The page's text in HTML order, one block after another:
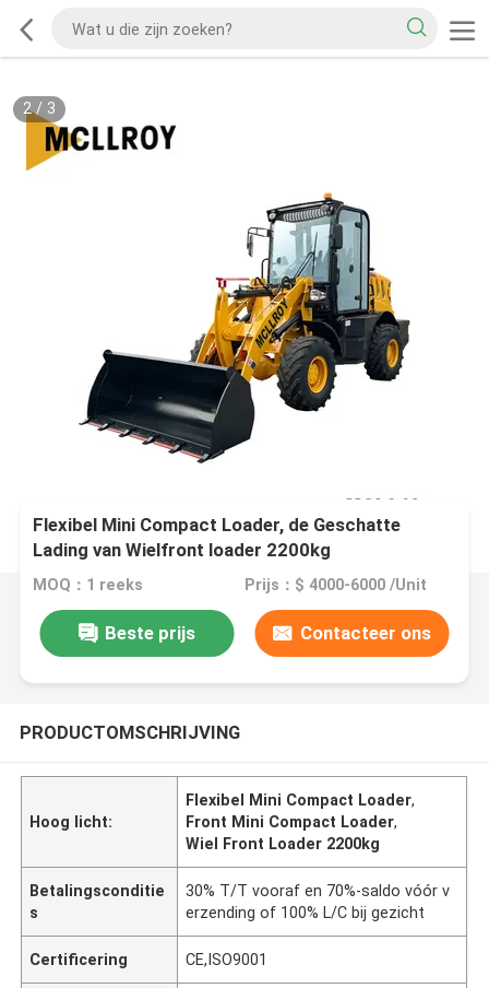
2/ 3
Flexibel Mini Compact Loader, de Geschatte
Lading van Wielfront loader 2200kg
MOQ：1 reeks Prijs：$ 4000-6000 /Unit
Beste prijs Contacteer ons
PRODUCTOMSCHRIJVING
Hoog licht:
Flexibel Mini Compact Loader,
Front Mini Compact Loader,
Wiel Front Loader 2200kg
Betalingsconditie
s
30% T/T vooraf en 70%-saldo vóór v
erzending of 100% L/C bij gezicht
Certificering CE,ISO9001